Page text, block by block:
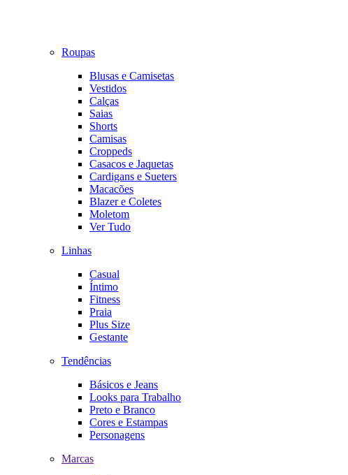
Roupas
Blusas e Camisetas
Vestidos
Calças
Saias
Shorts
Camisas
Croppeds
Casacos e Jaquetas
Cardigans e Sueters
Macacões
Blazer e Coletes
Moletom
Ver Tudo
Linhas
Casual
Íntimo
Fitness
Praia
Plus Size
Gestante
Tendências
Básicos e Jeans
Looks para Trabalho
Preto e Branco
Cores e Estampas
Personagens
Marcas